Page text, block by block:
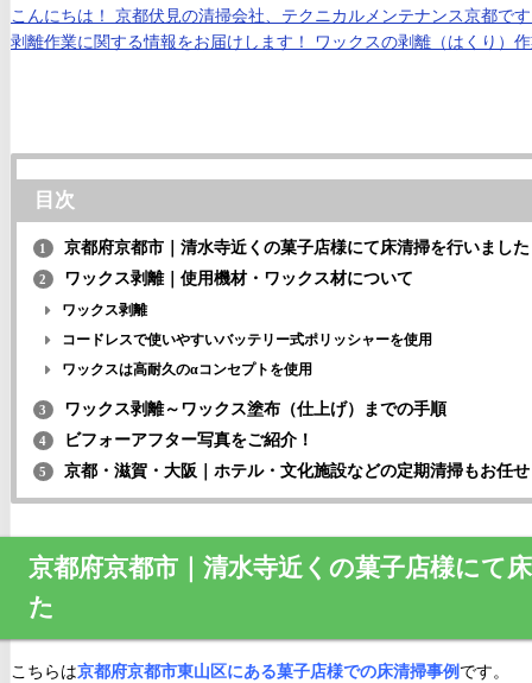
こんにちは！ 京都伏見の清掃会社、テクニカルメンテナンス京都で
剥離作業に関する情報をお届けします！ ワックスの剥離（はくり）
目次
1 京都府京都市｜清水寺近くの菓子店様にて床清掃を行いました
2 ワックス剥離｜使用機材・ワックス材について
ワックス剥離
コードレスで使いやすいバッテリー式ポリッシャーを使用
ワックスは高耐久のαコンセプトを使用
3 ワックス剥離～ワックス塗布（仕上げ）までの手順
4 ビフォーアフター写真をご紹介！
5 京都・滋賀・大阪｜ホテル・文化施設などの定期清掃もお任
京都府京都市｜清水寺近くの菓子店様にて
た
こちらは京都府京都市東山区にある菓子店様での床清掃事例 です。